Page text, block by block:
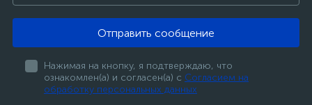
Отправить сообщение
Нажимая на кнопку, я подтверждаю, что
ознакомлен(а) и согласен(а) с Согласием на
обработку персональных данных